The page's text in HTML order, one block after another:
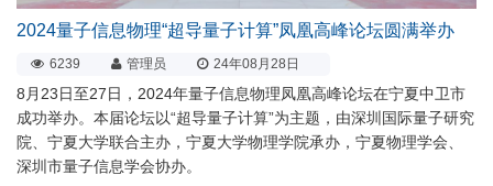
2024量子信息物理“超导量子计算”凤凰高峰论坛圆满举办
6239 管理员 24年08月28日
8月23日至27日，2024年量子信息物理凤凰高峰论坛在宁夏中卫市
成功举办。本届论坛以“超导量子计算”为主题，由深圳国际量子研究
院、宁夏大学联合主办，宁夏大学物理学院承办，宁夏物理学会、
深圳市量子信息学会协办。